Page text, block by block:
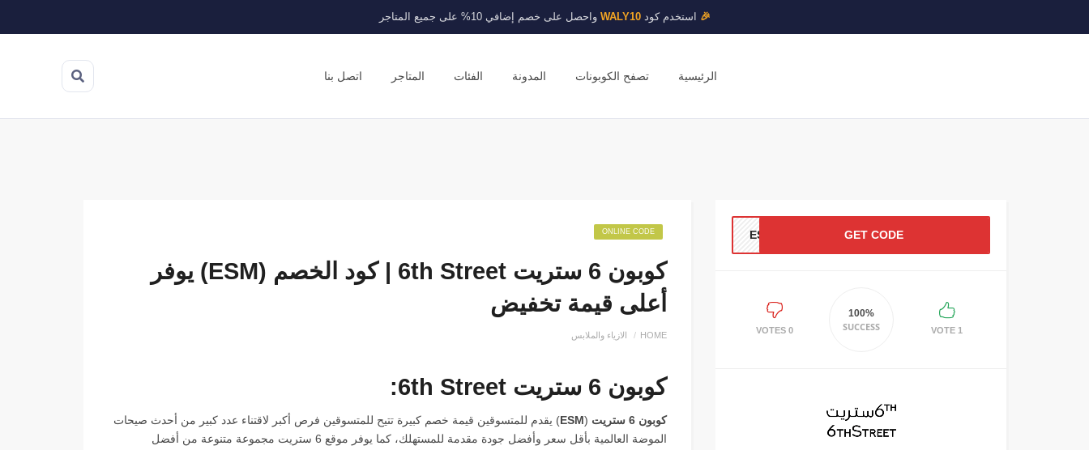
🎉 استخدم كودWALY10 واحصل على خصم إضافي 10% على جميع المتاجر
الرئيسية تصفح الكوبونات المدونة الفئات المتاجر اتصل بنا
GET CODE
1 VOTE
100%
SUCCESS
0 VOTES
ONLINE CODE
كوبون 6 ستريت 6th Street | كود الخصم (ESM) يوفر
أعلى قيمة تخفيض
HOME الازياء والملابس
كوبون 6 ستريت 6th Street:
كوبون 6 ستريت (
ESM) يقدم للمتسوقين قيمة خصم كبيرة تتيح للمتسوقين فرص أكبر لاقتناء عدد كبير من أحدث صيحات
الموضة العالمية بأقل سعر وأفضل جودة مقدمة للمستهلك، كما يوفر موقع 6 ستريت مجموعة متنوعة من أفضل